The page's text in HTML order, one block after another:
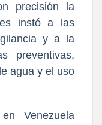
precisión la
instó a las
y a la
preventivas,
agua y el uso
Venezuela